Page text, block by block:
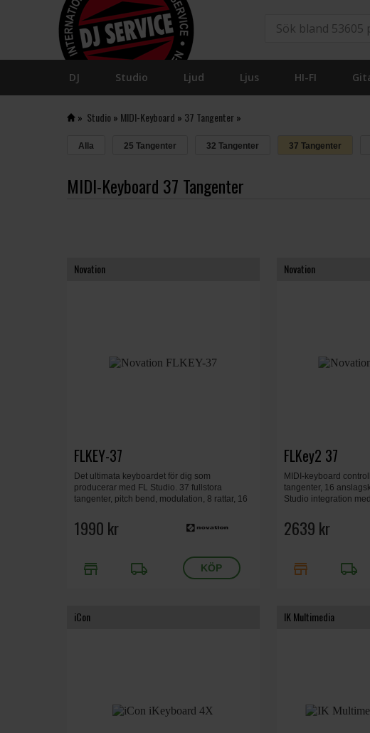
DJ Studio Ljud Ljus HI-FI
» Studio» MIDI-Keyboard » 37 Tangenter»
Alla 25 Tangenter 32 Tangenter 37 Tangenter
MIDI-Keyboard 37 Tangenter
Novation
FLKEY-37
Det ultimata keyboardet för dig som
producerar med FL Studio. 37 fullstora
tangenter, pitch bend, modulation, 8 rattar, 16
channel rack upp/ned, mixer höger/vänster,
stop, play/pause, quantise m.m.
1990 kr
store local_shipping
Novation
FLKey2 37
MIDI-keyboard
tangenter, 16
Studio integration
2639 kr
store local_shipping
iCon IK Multimedia